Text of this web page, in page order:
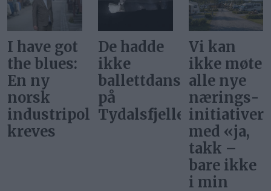
De hadde
ikke
ballettdansere
på
Tydalsfjellet
Vi kan
ikke møte
alle nye
nærings­
initiativer
Svar på
«Gi alle
barn en
rettferdig
start»